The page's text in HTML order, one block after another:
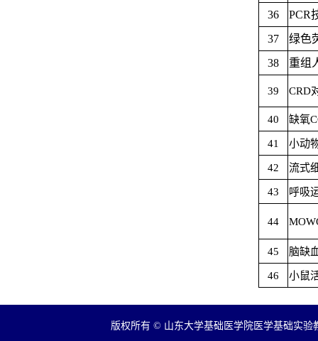
36
PCR
37
绿色
38
重组
39 CRD
40 缺氧
41 小动
42 流式
43 呼吸
44
45 脑缺
46 小鼠
版权所有 © 山东大学基础医学院医学基础实